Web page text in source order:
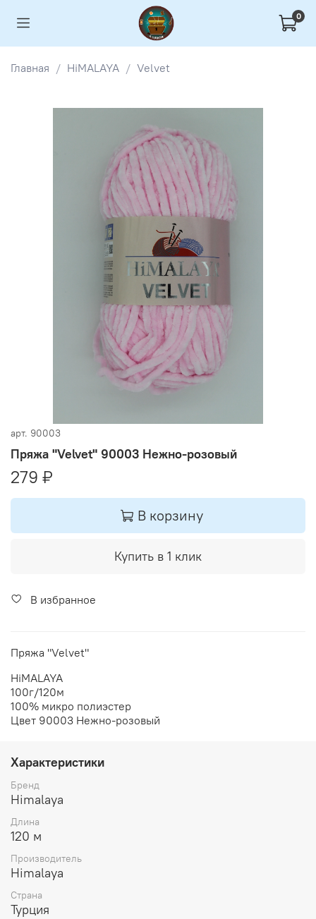
0
Главная HiMALAYA Velvet
арт. 90003
Пряжа "Velvet" 90003 Нежно-розовый
279 ₽
В корзину
Купить в 1 клик
В избранное
Пряжа "Velvet"
HiMALAYA
100г/120м
100% микро полиэстер
Цвет 90003 Нежно-розовый
Характеристики
Бренд
Himalaya
Длина
120 м
Производитель
Himalaya
Страна
Турция